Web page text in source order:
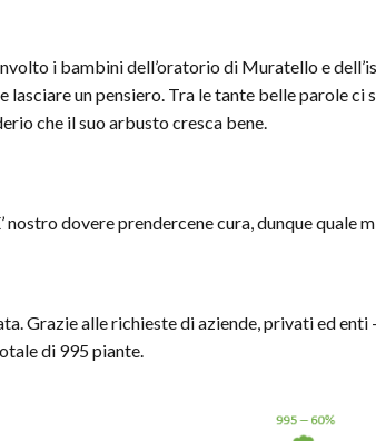
i bambini dell’oratorio di Muratello e
un pensiero. Tra le tante belle parole ci
che il suo arbusto cresca bene.
nostro dovere prendercene cura, dunque quale
Grazie alle richieste di aziende, privati ed
di 995 piante.